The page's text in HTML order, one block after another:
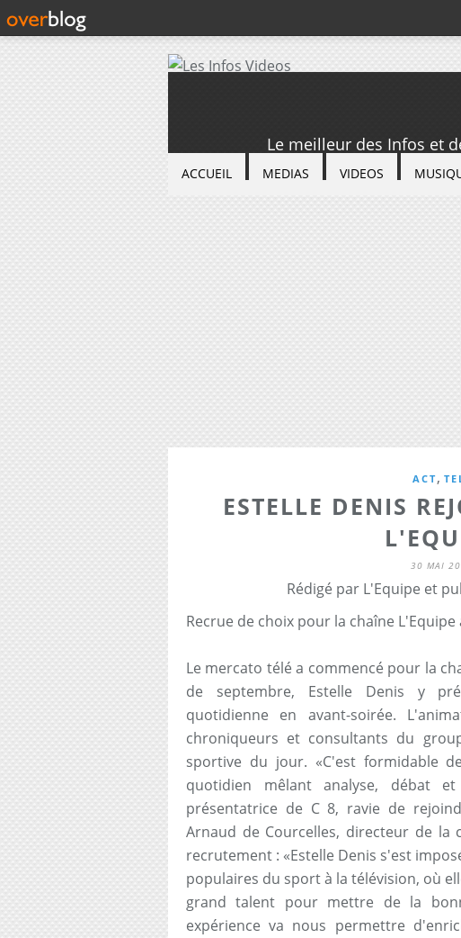
Le meilleur des Infos et
ACCUEIL MEDIAS VIDEOS
ACT,
ESTELLE DENIS
30 MAI
Rédigé par L'Equipe et
Recrue de choix pour la chaîne
Le mercato télé a commencé pour la
de septembre, Estelle Denis y
quotidienne en avant-soirée.
chroniqueurs et consultants du
sportive du jour. «C'est formidable
quotidien mêlant analyse, débat
présentatrice de C 8, ravie de
Arnaud de Courcelles, directeur de la
recrutement : «Estelle Denis s'est
populaires du sport à la télévision, où
grand talent pour mettre de la
expérience va nous permettre